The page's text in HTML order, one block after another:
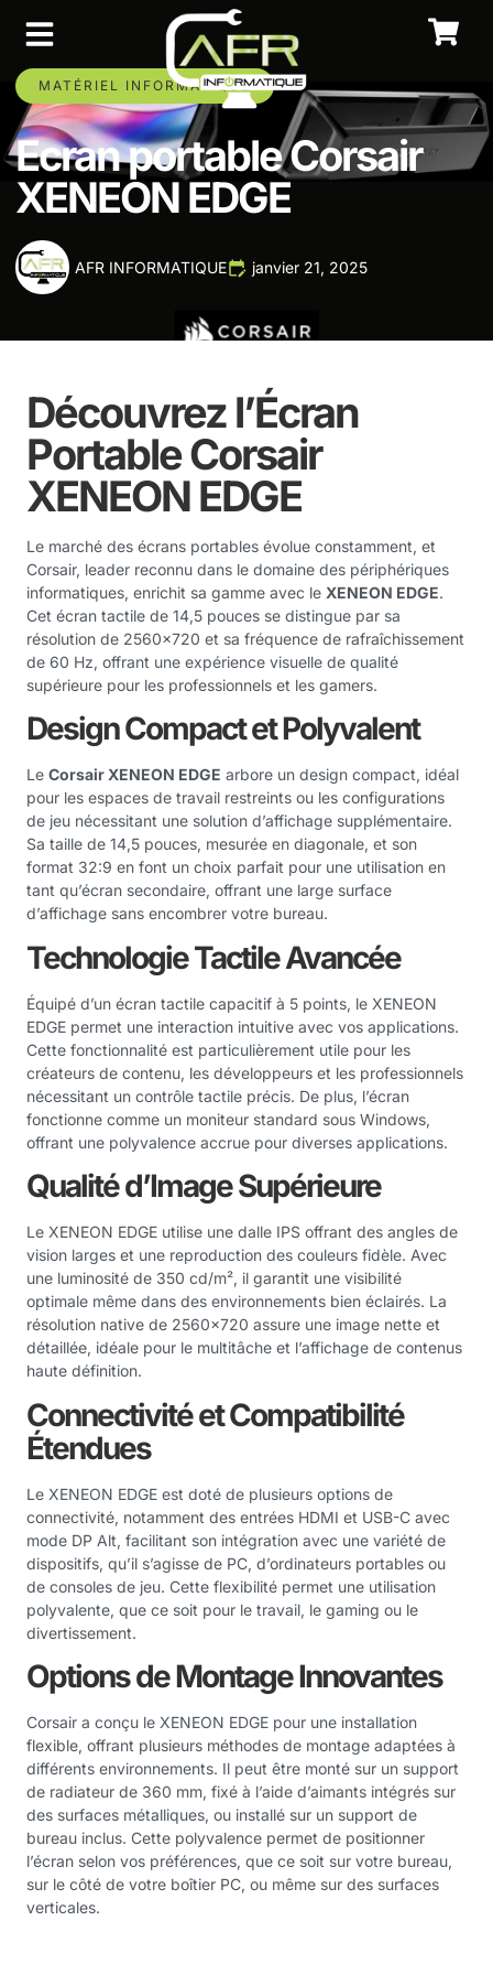
MATÉRIEL INFORMATIQUE
Ecran portable Corsair
XENEON EDGE
AFR INFORMATIQUE janvier 21, 2025
Découvrez l’Écran
Portable Corsair
XENEON EDGE
Le marché des écrans portables évolue constamment, et
Corsair, leader reconnu dans le domaine des périphériques
informatiques, enrichit sa gamme avec le XENEON EDGE.
Cet écran tactile de 14,5 pouces se distingue par sa
résolution de 2560×720 et sa fréquence de rafraîchissement
de 60 Hz, offrant une expérience visuelle de qualité
supérieure pour les professionnels et les gamers.
Design Compact et Polyvalent
Le Corsair XENEON EDGE arbore un design compact, idéal
pour les espaces de travail restreints ou les configurations
de jeu nécessitant une solution d’affichage supplémentaire.
Sa taille de 14,5 pouces, mesurée en diagonale, et son
format 32:9 en font un choix parfait pour une utilisation en
tant qu’écran secondaire, offrant une large surface
d’affichage sans encombrer votre bureau.
Technologie Tactile Avancée
Équipé d’un écran tactile capacitif à 5 points, le XENEON
EDGE permet une interaction intuitive avec vos applications.
Cette fonctionnalité est particulièrement utile pour les
créateurs de contenu, les développeurs et les professionnels
nécessitant un contrôle tactile précis. De plus, l’écran
fonctionne comme un moniteur standard sous Windows,
offrant une polyvalence accrue pour diverses applications.
Qualité d’Image Supérieure
Le XENEON EDGE utilise une dalle IPS offrant des angles de
vision larges et une reproduction des couleurs fidèle. Avec
une luminosité de 350 cd/m², il garantit une visibilité
optimale même dans des environnements bien éclairés. La
résolution native de 2560×720 assure une image nette et
détaillée, idéale pour le multitâche et l’affichage de contenus
haute définition.
Connectivité et Compatibilité
Étendues
Le XENEON EDGE est doté de plusieurs options de
connectivité, notamment des entrées HDMI et USB-C avec
mode DP Alt, facilitant son intégration avec une variété de
dispositifs, qu’il s’agisse de PC, d’ordinateurs portables ou
de consoles de jeu. Cette flexibilité permet une utilisation
polyvalente, que ce soit pour le travail, le gaming ou le
divertissement.
Options de Montage Innovantes
Corsair a conçu le XENEON EDGE pour une installation
flexible, offrant plusieurs méthodes de montage adaptées à
différents environnements. Il peut être monté sur un support
de radiateur de 360 mm, fixé à l’aide d’aimants intégrés sur
des surfaces métalliques, ou installé sur un support de
bureau inclus. Cette polyvalence permet de positionner
l’écran selon vos préférences, que ce soit sur votre bureau,
sur le côté de votre boîtier PC, ou même sur des surfaces
verticales.